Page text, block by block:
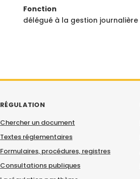
Fonction
délégué à la gestion journalière
RÉGULATION
Chercher un document
Textes réglementaires
Formulaires, procédures, registres
Consultations publiques